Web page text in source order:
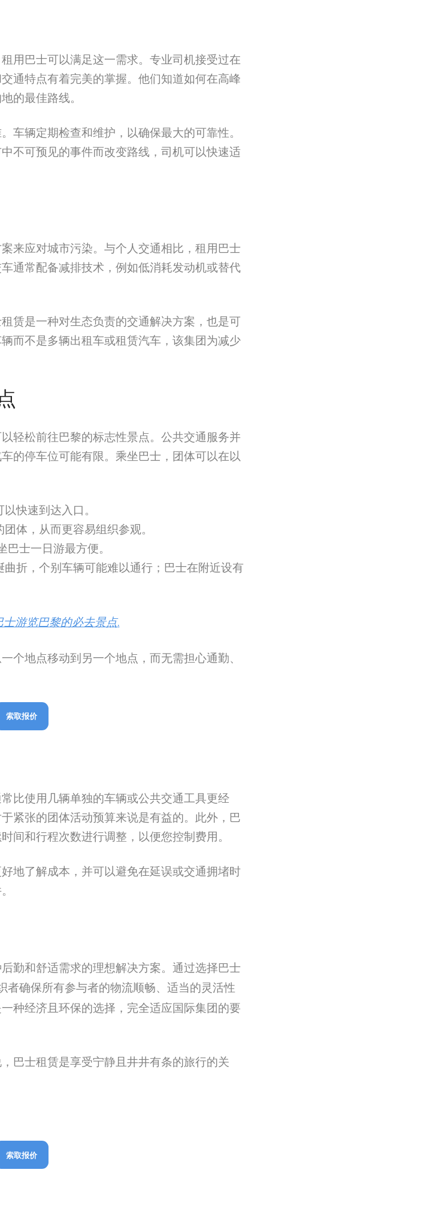
用巴士可以满足这一需求。专业司机接受过在
通特点有着完美的掌握。他们知道如何在高峰
的最佳路线。
车辆定期检查和维护，以确保最大的可靠性。
不可预见的事件而改变路线，司机可以快速适
来应对城市污染。与个人交通相比，租用巴士
通常配备减排技术，例如低消耗发动机或替代
赁是一种对生态负责的交通解决方案，也是可
而不是多辆出租车或租赁汽车，该集团为减少
轻松前往巴黎的标志性景点。公共交通服务并
的停车位可能有限。乘坐巴士，团体可以在以
快速到达入口。
体，从而更容易组织参观。
士一日游最方便。
曲折，个别车辆可能难以通行；巴士在附近设有
游览巴黎的必去景点.
个地点移动到另一个地点，而无需担心通勤、
索取报价
比使用几辆单独的车辆或公共交通工具更经
紧张的团体活动预算来说是有益的。此外，巴
间和行程次数进行调整，以便您控制费用。
地了解成本，并可以避免在延误或交通拥堵时
勤和舒适需求的理想解决方案。通过选择巴士
者确保所有参与者的物流顺畅、适当的灵活性
种经济且环保的选择，完全适应国际集团的要
巴士租赁是享受宁静且井井有条的旅行的关
索取报价